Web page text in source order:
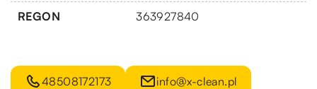
REGON 363927840
48508172173 info@x-clean.pl